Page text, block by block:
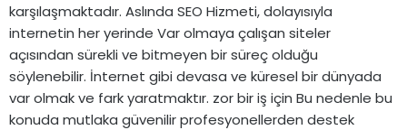
karşılaşmaktadır. Aslında SEO Hizmeti, dolayısıyla
internetin her yerinde Var olmaya çalışan siteler
açısından sürekli ve bitmeyen bir süreç olduğu
söylenebilir. İnternet gibi devasa ve küresel bir dünyada
var olmak ve fark yaratmaktır. zor bir iş için Bu nedenle bu
konuda mutlaka güvenilir profesyonellerden destek